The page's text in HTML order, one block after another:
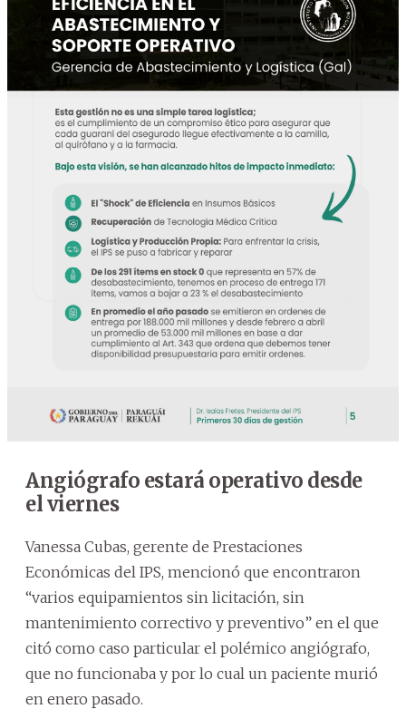
Angiógrafo estará operativo desde
el viernes
Vanessa Cubas, gerente de Prestaciones
Económicas del IPS, mencionó que encontraron
“varios equipamientos sin licitación, sin
mantenimiento correctivo y preventivo” en el que
citó como caso particular el polémico angiógrafo,
que no funcionaba y por lo cual un paciente murió
en enero pasado.